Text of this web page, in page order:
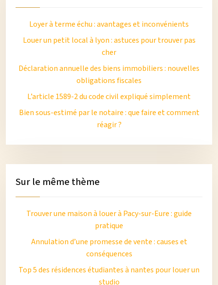
Loyer à terme échu : avantages et inconvénients
Louer un petit local à lyon : astuces pour trouver pas
cher
Déclaration annuelle des biens immobiliers : nouvelles
obligations fiscales
L’article 1589-2 du code civil expliqué simplement
Bien sous-estimé par le notaire : que faire et comment
réagir ?
Sur le même thème
Trouver une maison à louer à Pacy-sur-Eure : guide
pratique
Annulation d’une promesse de vente : causes et
conséquences
Top 5 des résidences étudiantes à nantes pour louer un
studio